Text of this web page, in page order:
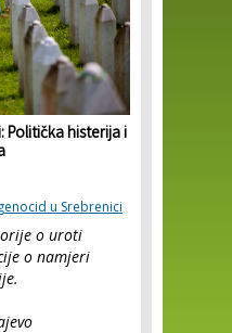
Politička histerija i
genocid u Srebrenici
o uroti
o namjeri